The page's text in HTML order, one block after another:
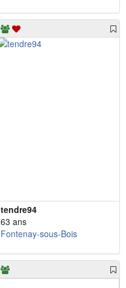
tendre94
63 ans
Fontenay-sous-Bois